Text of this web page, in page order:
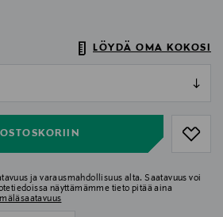
LÖYDÄ OMA KOKOSI
ja varausmahdollisuus alta. Saatavuus voi
näyttämämme tieto pitää aina